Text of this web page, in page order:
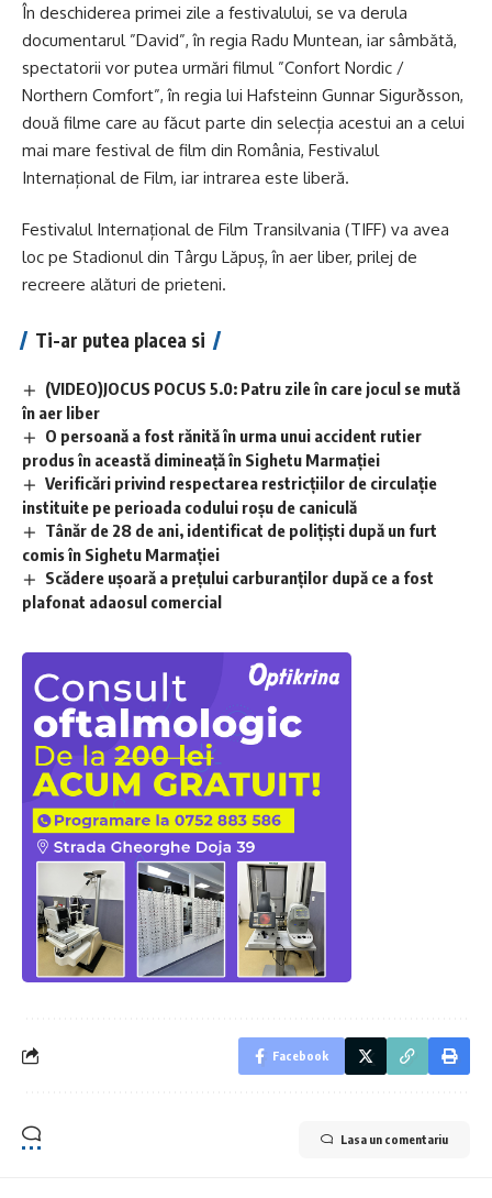
În deschiderea primei zile a festivalului, se va derula
documentarul ”David”, în regia Radu Muntean, iar sâmbătă,
spectatorii vor putea urmări filmul ”Confort Nordic /
Northern Comfort”, în regia lui Hafsteinn Gunnar Sigurðsson,
două filme care au făcut parte din selecția acestui an a celui
mai mare festival de film din România, Festivalul
Internațional de Film, iar intrarea este liberă.
Festivalul Internațional de Film Transilvania (TIFF) va avea
loc pe Stadionul din Târgu Lăpuș, în aer liber, prilej de
recreere alături de prieteni.
Ti-ar putea placea si
(VIDEO)JOCUS POCUS 5.0: Patru zile în care jocul se mută
în aer liber
O persoană a fost rănită în urma unui accident rutier
produs în această dimineață în Sighetu Marmației
Verificări privind respectarea restricțiilor de circulație
instituite pe perioada codului roșu de caniculă
Tânăr de 28 de ani, identificat de polițiști după un furt
comis în Sighetu Marmației
Scădere ușoară a prețului carburanților după ce a fost
plafonat adaosul comercial
Facebook
Lasa un comentariu